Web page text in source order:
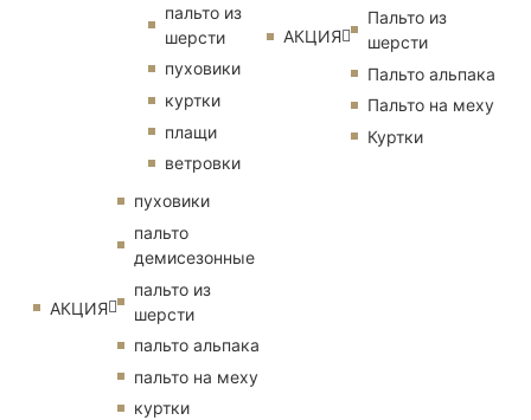
пальто из
шерсти
пуховики
куртки
плащи
ветровки
АКЦИЯ
пуховики
пальто
демисезонные
пальто из
шерсти
пальто альпака
пальто на меху
куртки
АКЦИЯ
Пальто из
шерсти
Пальто альпака
Пальто на меху
Куртки